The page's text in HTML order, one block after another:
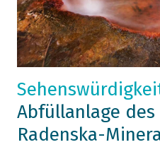
Abfüllanlage
Radenska-